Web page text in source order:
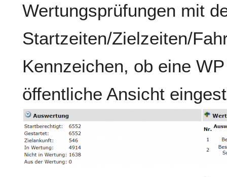
Wertungsprüfungen mit
Startzeiten/Zielzeiten/
Kennzeichen, ob eine
öffentliche Ansicht